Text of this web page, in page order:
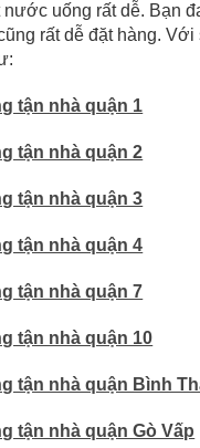
uống rất dễ. Bạn
rất dễ đặt hàng.
tận nhà quận 1
tận nhà quận 2
tận nhà quận 3
tận nhà quận 4
tận nhà quận 7
tận nhà quận 10
tận nhà quận Bình
tận nhà quận Gò Vấp